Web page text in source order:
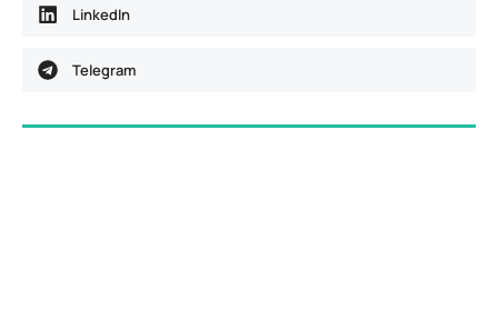
LinkedIn
Telegram